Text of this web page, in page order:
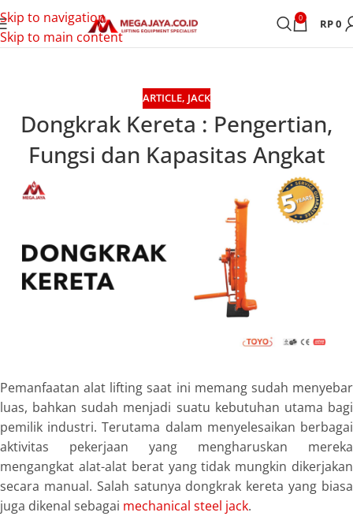
Skip to navigation
Skip to main content
0 RP0
ARTICLE, JACK
Dongkrak Kereta : Pengertian,
Fungsi dan Kapasitas Angkat
Pemanfaatan alat lifting saat ini memang sudah menyebar
luas, bahkan sudah menjadi suatu kebutuhan utama bagi
pemilik industri. Terutama dalam menyelesaikan berbagai
aktivitas pekerjaan yang mengharuskan mereka
mengangkat alat-alat berat yang tidak mungkin dikerjakan
secara manual. Salah satunya dongkrak keretayang biasa
juga dikenal sebagai mechanical steel jack.